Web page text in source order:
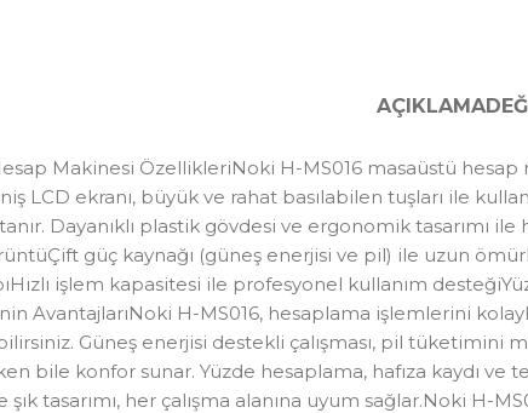
AÇIKLAMA
Makinesi ÖzellikleriNoki H-MS016 masaüstü
LCD ekranı, büyük ve rahat basılabilen tuşları ile
Dayanıklı plastik gövdesi ve ergonomik
güç kaynağı (güneş enerjisi ve pil) ile uzun
işlem kapasitesi ile profesyonel kullanım
AvantajlarıNoki H-MS016, hesaplama işlemlerini
Güneş enerjisi destekli çalışması, pil tüketimini
bile konfor sunar. Yüzde hesaplama, hafıza kaydı
şık tasarımı, her çalışma alanına uyum sağlar.Noki